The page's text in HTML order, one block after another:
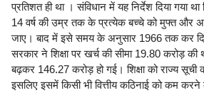
प्रतिशत ही था । संविधान में यह निर्देश दिया गया
14 वर्ष की उम्र तक के प्रत्येक बच्चे को मुफ्त और
जाए। बाद में इसे समय के अनुसार 1966 तक कर
सरकार ने शिक्षा पर खर्च की सीमा 19.80 करोड़
बढ़कर 146.27 करोड़ हो गई। शिक्षा को राज्य सूची
इसलिए इसमें किसी भी वित्तीय कठिनाई को कम